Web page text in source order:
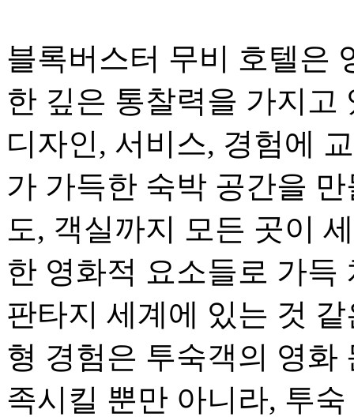
블록버스터 무비 호텔은
한 깊은 통찰력을 가지고
디자인, 서비스, 경험에
가 가득한 숙박 공간을
도, 객실까지 모든 곳이
한 영화적 요소들로 가득
판타지 세계에 있는 것
형 경험은 투숙객의 영화
족시킬 뿐만 아니라, 투